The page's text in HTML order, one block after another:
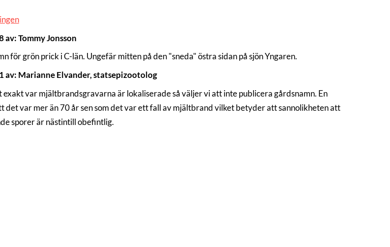
av: Tommy Jonsson
för grön prick i C-län. Ungefär mitten på den "sneda" östra sidan på sjön Yngaren.
av: Marianne Elvander, statsepizootolog
exakt var mjältbrandsgravarna är lokaliserade så väljer vi att inte publicera gårdsnamn. En
det var mer än 70 år sen som det var ett fall av mjältbrand vilket betyder att sannolikheten att
sporer är nästintill obefintlig.